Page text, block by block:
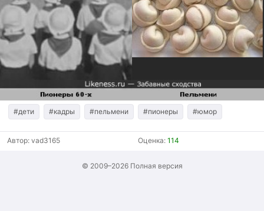
Случайное сходство 👍
Создать сходство
Для публикации необходима авторизация
Поиск
#дети #кадры #пельмени #пионеры #юмор
Автор: vad3165 Оценка: 114
© 2009–2026 Полная версия